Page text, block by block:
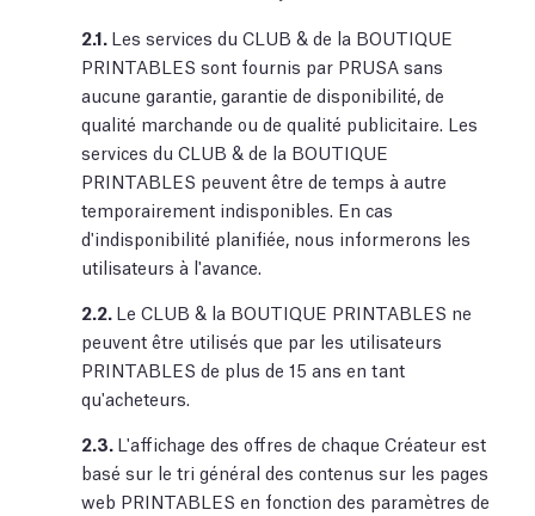
2.1. Les services du CLUB & de la BOUTIQUE
PRINTABLES sont fournis par PRUSA sans
aucune garantie, garantie de disponibilité, de
qualité marchande ou de qualité publicitaire. Les
services du CLUB & de la BOUTIQUE
PRINTABLES peuvent être de temps à autre
temporairement indisponibles. En cas
d'indisponibilité planifiée, nous informerons les
utilisateurs à l'avance.
2.2. Le CLUB & la BOUTIQUE PRINTABLES ne
peuvent être utilisés que par les utilisateurs
PRINTABLES de plus de 15 ans en tant
qu'acheteurs.
2.3. L'affichage des offres de chaque Créateur est
basé sur le tri général des contenus sur les pages
web PRINTABLES en fonction des paramètres de